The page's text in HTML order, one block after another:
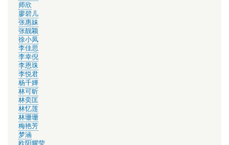
师欣
廖碧儿
张惠妹
张靓颖
徐小凤
李佳思
李幸倪
李恩珠
李悦君
杨千嬅
林可昕
林奕匡
林忆莲
林珊珊
梅艳芳
梦涵